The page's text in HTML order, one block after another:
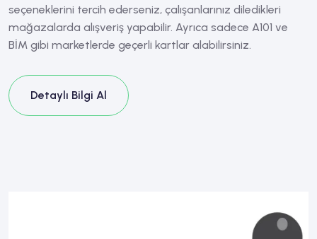
seçeneklerini tercih ederseniz, çalışanlarınız diledikleri
mağazalarda alışveriş yapabilir. Ayrıca sadece A101 ve
BİM gibi marketlerde geçerli kartlar alabilirsiniz.
Detaylı Bilgi Al